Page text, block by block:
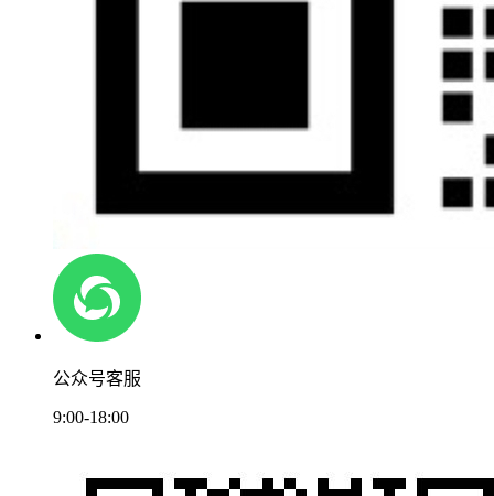
公众号客服
9:00-18:00